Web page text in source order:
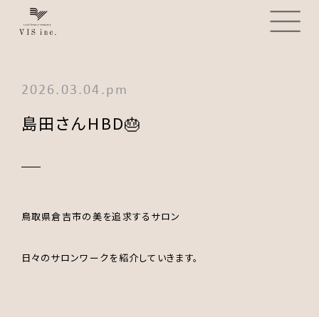
2026.03.04.pm
島田さんHBD🎂
鳥取県倉吉市の美を追求するサロン
日々のサロンワークを紹介していきます。